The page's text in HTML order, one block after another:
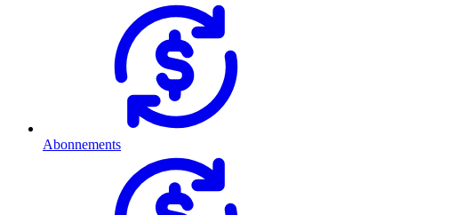
Abonnements